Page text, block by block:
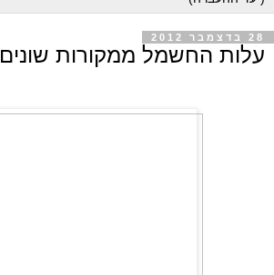
28 בדצמבר 2012
עלות החשמל ממקורות שונים